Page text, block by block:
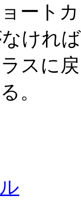
ート
けれ
スに
。